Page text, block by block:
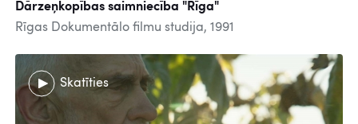
Dārzeņkopības saimniecība "Rīga"
Rīgas Dokumentālo filmu studija, 1991
Skatīties